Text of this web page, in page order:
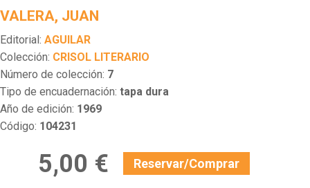
VALERA, JUAN
Editorial: AGUILAR
Colección: CRISOL LITERARIO
Número de colección: 7
Tipo de encuadernación: tapa dura
Año de edición: 1969
Código: 104231
5,00 € Reservar/Comprar